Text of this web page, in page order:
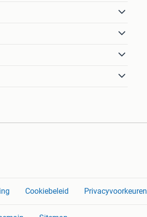
Cookiebeleid Privacyvoorkeuren